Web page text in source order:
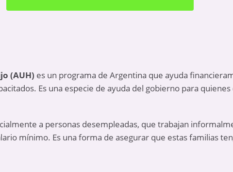
(AUH) es un programa de Argentina que ayuda
Es una especie de ayuda del gobierno para
a personas desempleadas, que trabajan
mínimo. Es una forma de asegurar que estas familias